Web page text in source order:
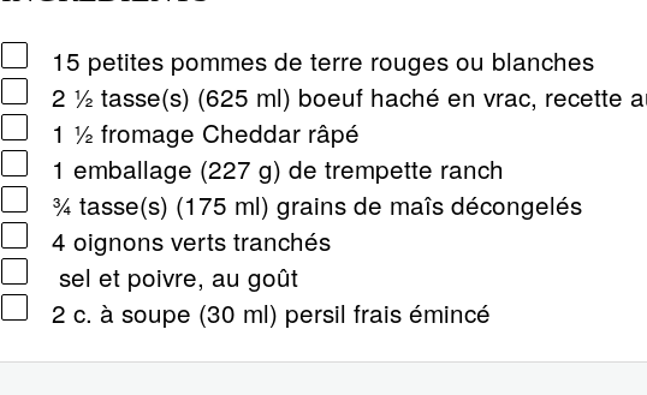
15 petites pommes de terre rouges ou blanches
2 ½ tasse(s) (625 ml) boeuf haché en vrac, recette
1 ½ fromage Cheddar râpé
1 emballage (227 g) de trempette ranch
¾ tasse(s) (175 ml) grains de maîs décongelés
4 oignons verts tranchés
sel et poivre, au goût
2 c. à soupe (30 ml) persil frais émincé